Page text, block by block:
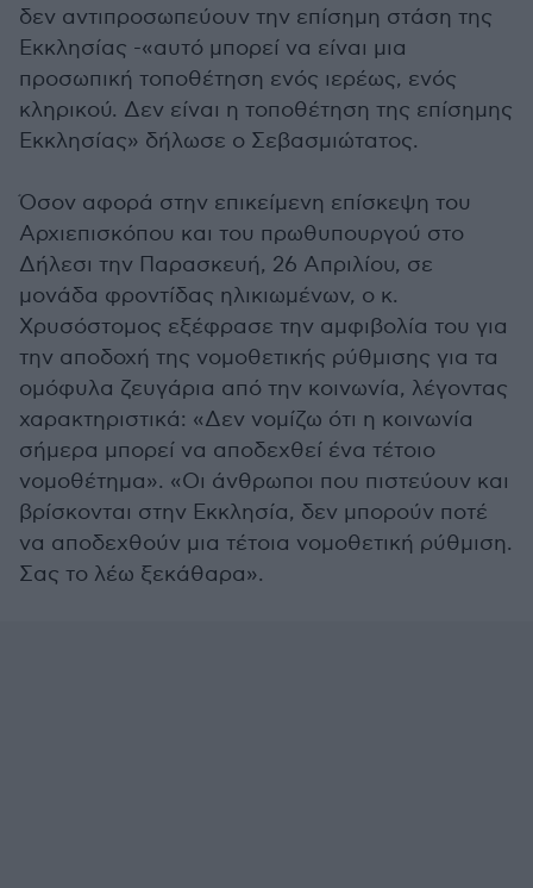
δεν αντιπροσωπεύουν την επίσημη στάση της
Εκκλησίας -«αυτό μπορεί να είναι μια
προσωπική τοποθέτηση ενός ιερέως, ενός
κληρικού. Δεν είναι η τοποθέτηση της επίσημης
Εκκλησίας» δήλωσε ο Σεβασμιώτατος.
Όσον αφορά στην επικείμενη επίσκεψη του
Αρχιεπισκόπου και του πρωθυπουργού στο
Δήλεσι την Παρασκευή, 26 Απριλίου, σε
μονάδα φροντίδας ηλικιωμένων, ο κ.
Χρυσόστομος εξέφρασε την αμφιβολία του για
την αποδοχή της νομοθετικής ρύθμισης για τα
ομόφυλα ζευγάρια από την κοινωνία, λέγοντας
χαρακτηριστικά: «Δεν νομίζω ότι η κοινωνία
σήμερα μπορεί να αποδεχθεί ένα τέτοιο
νομοθέτημα». «Οι άνθρωποι που πιστεύουν και
βρίσκονται στην Εκκλησία, δεν μπορούν ποτέ
να αποδεχθούν μια τέτοια νομοθετική ρύθμιση.
Σας το λέω ξεκάθαρα».